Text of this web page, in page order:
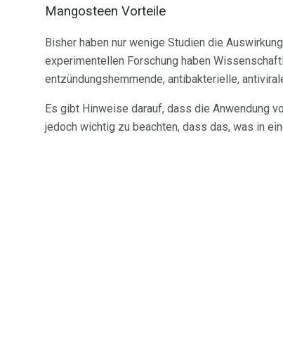
Mangosteen Vorteile
Bisher haben nur wenige Studien die
experimentellen Forschung haben
entzündungshemmende, antibakterielle,
Es gibt Hinweise darauf, dass die Anwendung
jedoch wichtig zu beachten, dass das, was in